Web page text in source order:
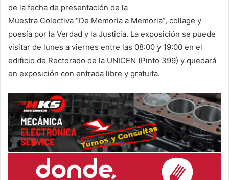
de la fecha de presentación de la
Muestra Colectiva “De Memoria a Memoria”, collage y
poesía por la Verdad y la Justicia. La exposición se puede
visitar de lunes a viernes entre las 08:00 y 19:00 en el
edificio de Rectorado de la UNICEN (Pinto 399) y quedará
en exposición con entrada libre y gratuita.